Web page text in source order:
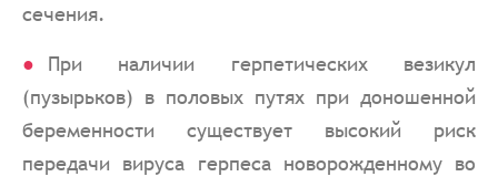
сечения.
При наличии герпетических везикул
(пузырьков) в половых путях при доношенной
беременности существует высокий риск
передачи вируса герпеса новорожденному во